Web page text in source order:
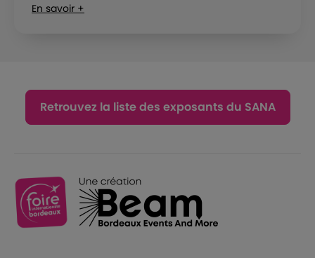
En savoir +
Retrouvez la liste des exposants du SANA